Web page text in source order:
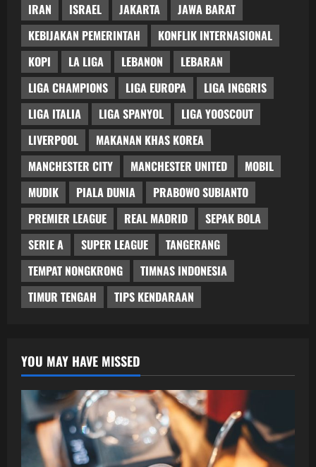
IRAN
ISRAEL JAKARTA
JAWA BARAT
KEBIJAKAN PEMERINTAH
KONFLIK INTERNASIONAL
KOPI
LA LIGA LEBANON
LEBARAN
LIGA CHAMPIONS
LIGA EUROPA
LIGA INGGRIS
LIGA ITALIA
LIGA SPANYOL
LIGA YOOSCOUT
LIVERPOOL
MAKANAN KHAS KOREA
MANCHESTER CITY
MANCHESTER UNITED
MOBIL
MUDIK
PIALA DUNIA
PRABOWO SUBIANTO
PREMIER LEAGUE
REAL MADRID
SEPAK BOLA
SERIE A
SUPER LEAGUE
TANGERANG
TEMPAT NONGKRONG
TIMNAS INDONESIA
TIMUR TENGAH
TIPS KENDARAAN
YOU MAY HAVE MISSED